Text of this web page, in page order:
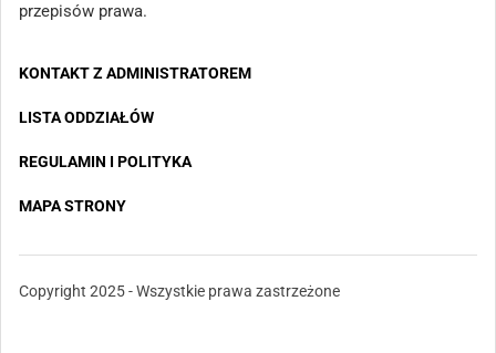
przepisów prawa.
KONTAKT Z ADMINISTRATOREM
LISTA ODDZIAŁÓW
REGULAMIN I POLITYKA
MAPA STRONY
Copyright 2025 - Wszystkie prawa zastrzeżone